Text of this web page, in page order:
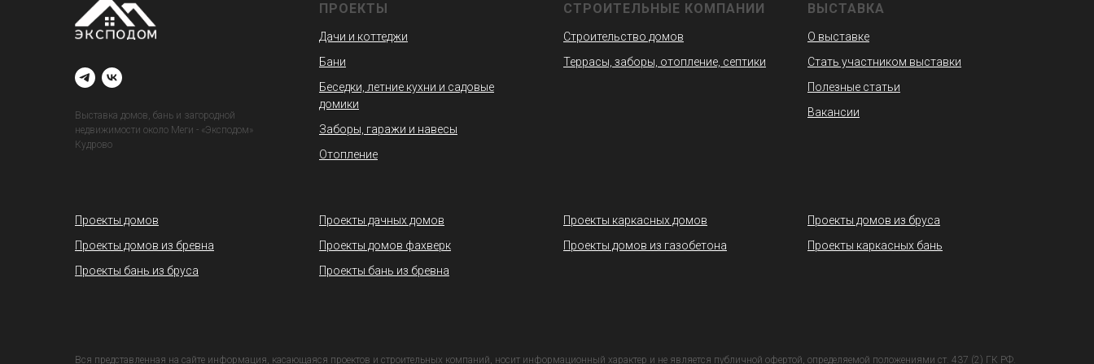
Выставка домов, бань и загородной
недвижимости около Меги - «Эксподом»
Кудрово
ПРОЕКТЫ
Дачи и коттеджи
Бани
Беседки, летние кухни и садовые
домики
Заборы, гаражи и навесы
Отопление
СТРОИТЕЛЬНЫЕ КОМПАНИИ
Строительство домов
Террасы, заборы, отопление, септики
ВЫСТАВКА
О выставке
Стать участником выставки
Полезные статьи
Вакансии
Проекты домов
Проекты домов из бревна
Проекты бань из бруса
Проекты дачных домов
Проекты домов фахверк
Проекты бань из бревна
Проекты каркасных домов
Проекты домов из газобетона
Проекты домов из бруса
Проекты каркасных бань
Вся представленная на сайте информация, касающаяся проектов и строительных компаний, носит информационный характер и не является публичной офертой, определяемой положениями ст. 437 (2) ГК РФ.